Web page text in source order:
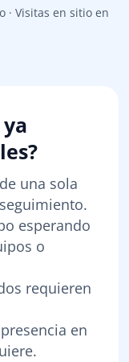
· Visitas en sitio en
una sola
esperando
o
requieren
en